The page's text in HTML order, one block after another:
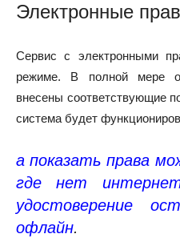
Электронные
Сервис с электронными
режиме. В полной мере
внесены соответствующие
система будет
а показать права
где нет
удостоверение
офлайн.